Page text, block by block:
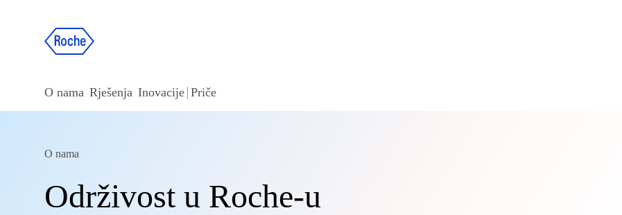
O nama Rješenja Inovacije Priče
O nama
Održivost u Roche-u